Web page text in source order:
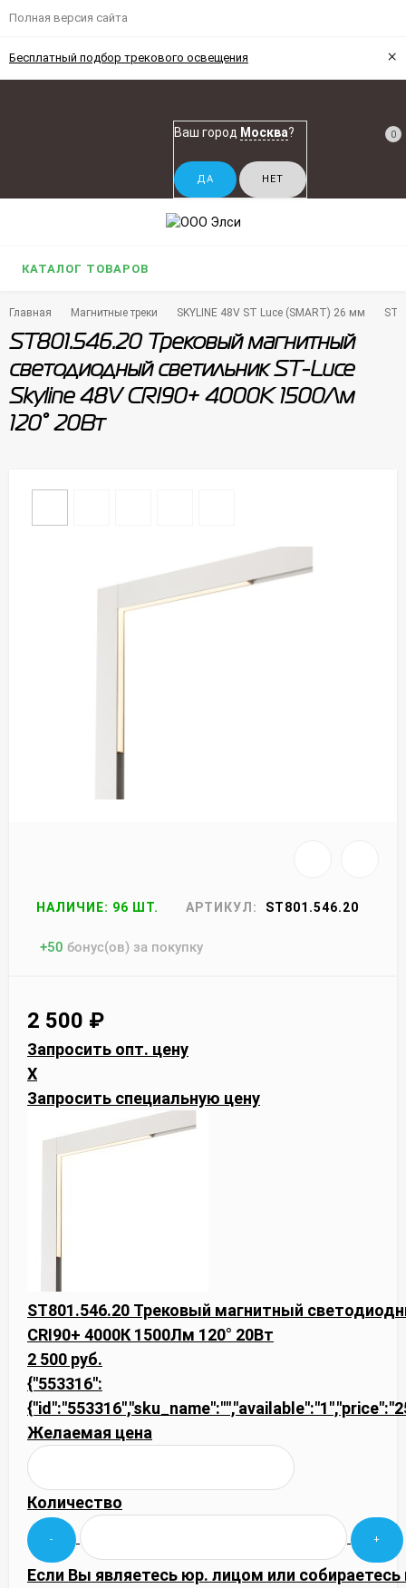
Полная версия сайта
Бесплатный подбор трекового освещения ×
Ваш город Москва? 0
КАТАЛОГ ТОВАРОВ
Главная Магнитные треки SKYLINE 48V ST Luce (SMART) 26 мм
ST801.546.20 Трековый магнитный
светодиодный светильник ST-Luce
Skyline 48V CRI90+ 4000К 1500Лм
120° 20Вт
НАЛИЧИЕ: 96 ШТ. АРТИКУЛ: ST801.546.20
+50 бонус(ов) за покупку
2 500 ₽
Запросить опт. цену
X
Запросить специальную цену
ST801.546.20 Трековый магнитный
CRI90+ 4000К 1500Лм 120° 20Вт
2 500 руб.
{"553316":
Желаемая цена
Количество
Если Вы являетесь юр. лицом или